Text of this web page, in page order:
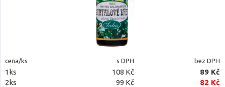
cena/ks s DPH bez DPH
1ks 108 Kč
89 Kč
2ks
99 Kč
82 Kč